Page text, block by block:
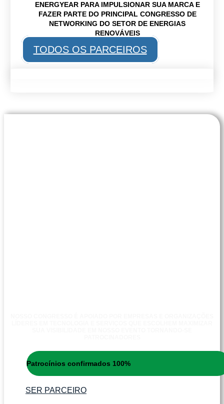
ENERGYEAR PARA IMPULSIONAR SUA MARCA E
FAZER PARTE DO PRINCIPAL CONGRESSO DE
NETWORKING DO SETOR DE ENERGIAS
RENOVÁVEIS
TODOS OS PARCEIROS
Patrocínios confirmados 100%
SER PARCEIRO